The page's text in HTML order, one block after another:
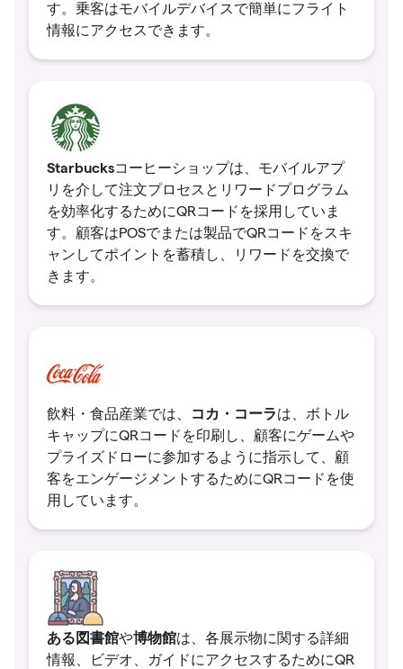
す。乗客はモバイルデバイスで簡単にフライト
情報にアクセスできます。
Starbucksコーヒーショップは、モバイルアプ
リを介して注文プロセスとリワードプログラム
を効率化するためにQRコードを採用していま
す。顧客はPOSでまたは製品でQRコードをスキ
ャンしてポイントを蓄積し、リワードを交換で
きます。
飲料・食品産業では、 コカ・コーラは、ボトル
キャップにQRコードを印刷し、顧客にゲームや
プライズドローに参加するように指示して、顧
客をエンゲージメントするためにQRコードを使
用しています。
ある図書館や博物館は、各展示物に関する詳細
情報、ビデオ、ガイドにアクセスするためにQR